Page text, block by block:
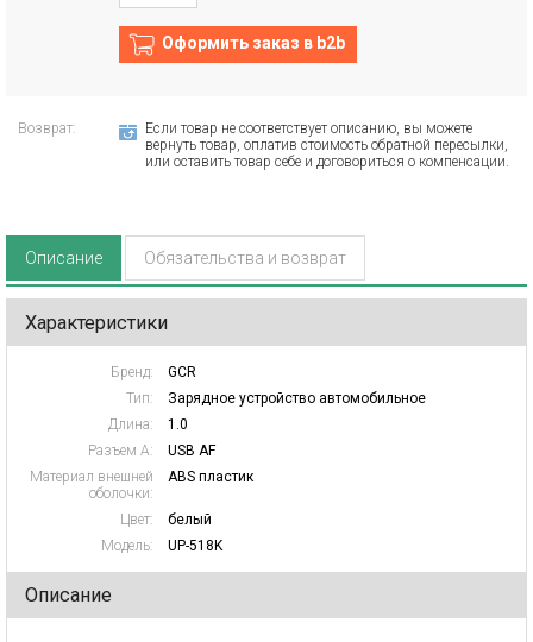
Оформить заказ в b2b
Возврат:
Если товар не соответствует описанию, вы можете
вернуть товар, оплатив стоимость обратной пересылки,
или оставить товар себе и договориться о компенсации.
Описание Обязательства и возврат
Характеристики
Бренд:
GCR
Тип:
Зарядное устройство автомобильное
Длина:
1.0
Разъем А:
USB AF
Материал внешней
оболочки:
ABS пластик
Цвет:
белый
Модель:
UP-518K
Описание